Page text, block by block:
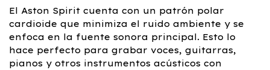
El Aston Spirit cuenta con un patrón polar
cardioide que minimiza el ruido ambiente y se
enfoca en la fuente sonora principal. Esto lo
hace perfecto para grabar voces, guitarras,
pianos y otros instrumentos acústicos con